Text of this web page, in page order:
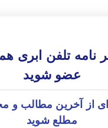
نامه تلفن ابری
عضو شوید
از آخرین مطالب و
مطلع شوید